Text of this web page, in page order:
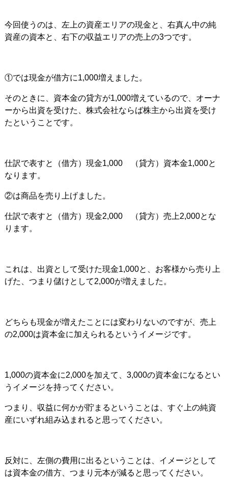
今回使うのは、左上の資産エリアの現金と、右真ん中の純
資産の資本と、右下の収益エリアの売上の3つです。
①では現金が借方に1,000増えました。
そのときに、資本金の貸方が1,000増えているので、オーナ
ーから出資を受けた、株式会社ならば株主から出資を受け
たということです。
仕訳で表すと（借方）現金1,000 （貸方）資本金1,000と
なります。
②は商品を売り上げました。
仕訳で表すと（借方）現金2,000 （貸方）売上2,000とな
ります。
これは、出資として受けた現金1,000と、お客様から売り上
げた、つまり儲けとして2,000が増えました。
どちらも現金が増えたことには変わりないのですが、売上
の2,000は資本金に加えられるというイメージです。
1,000の資本金に2,000を加えて、3,000の資本金になるとい
うイメージを持ってください。
つまり、収益に何かが貯まるということは、すぐ上の純資
産にいずれ組み込まれると思ってください。
反対に、左側の費用に出るということは、イメージとして
は資本金の借方、つまり元本が減ると思ってください。